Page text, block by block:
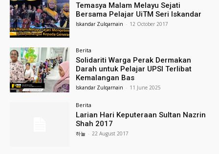
Temasya Malam Melayu Sejati
Bersama Pelajar UiTM Seri Iskandar
Iskandar Zulqarnain - 12 October 2017
Berita
Solidariti Warga Perak Dermakan
Darah untuk Pelajar UPSI Terlibat
Kemalangan Bas
Iskandar Zulqarnain - 11 June 2025
Berita
Larian Hari Keputeraan Sultan Nazrin
Shah 2017
하늘 - 22 August 2017